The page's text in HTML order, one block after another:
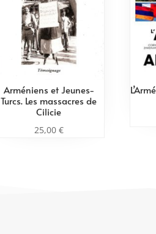
Arméniens et Jeunes-
Turcs. Les massacres de
Cilicie
25,00 €